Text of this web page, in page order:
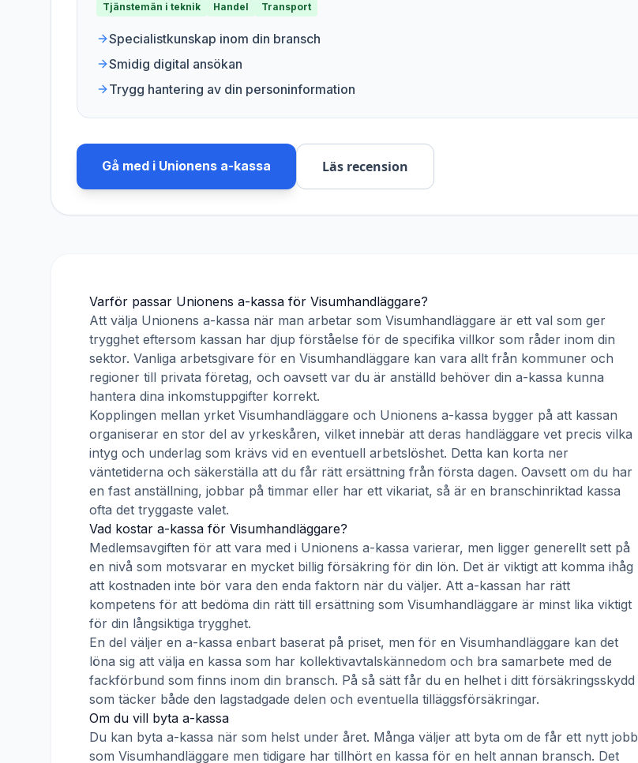
Tjänstemän i teknik Handel Transport
Specialistkunskap inom din bransch
Smidig digital ansökan
Trygg hantering av din personinformation
Gå med i Unionens a-kassa Läs recension
Varför passar Unionens a-kassa för Visumhandläggare?
Att välja Unionens a-kassa när man arbetar som Visumhandläggare är ett val som ger
trygghet eftersom kassan har djup förståelse för de specifika villkor som råder inom din
sektor. Vanliga arbetsgivare för en Visumhandläggare kan vara allt från kommuner och
regioner till privata företag, och oavsett var du är anställd behöver din a-kassa kunna
hantera dina inkomstuppgifter korrekt.
Kopplingen mellan yrket Visumhandläggare och Unionens a-kassa bygger på att kassan
organiserar en stor del av yrkeskåren, vilket innebär att deras handläggare vet precis vilka
intyg och underlag som krävs vid en eventuell arbetslöshet. Detta kan korta ner
väntetiderna och säkerställa att du får rätt ersättning från första dagen. Oavsett om du har
en fast anställning, jobbar på timmar eller har ett vikariat, så är en branschinriktad kassa
ofta det tryggaste valet.
Vad kostar a-kassa för Visumhandläggare?
Medlemsavgiften för att vara med i Unionens a-kassa varierar, men ligger generellt sett på
en nivå som motsvarar en mycket billig försäkring för din lön. Det är viktigt att komma ihåg
att kostnaden inte bör vara den enda faktorn när du väljer. Att a-kassan har rätt
kompetens för att bedöma din rätt till ersättning som Visumhandläggare är minst lika viktigt
för din långsiktiga trygghet.
En del väljer en a-kassa enbart baserat på priset, men för en Visumhandläggare kan det
löna sig att välja en kassa som har kollektivavtalskännedom och bra samarbete med de
fackförbund som finns inom din bransch. På så sätt får du en helhet i ditt försäkringsskydd
som täcker både den lagstadgade delen och eventuella tilläggsförsäkringar.
Om du vill byta a-kassa
Du kan byta a-kassa när som helst under året. Många väljer att byta om de får ett nytt jobb
som Visumhandläggare men tidigare har tillhört en kassa för en helt annan bransch. Det